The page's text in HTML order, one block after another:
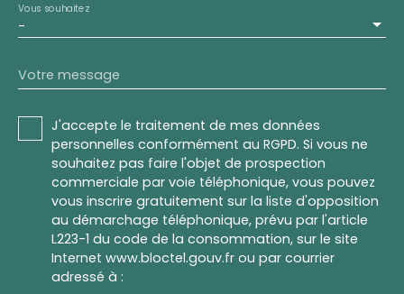
-
Vous souhaitez
Votre message
J'accepte le traitement de mes données
personnelles conformément au RGPD. Si vous ne
souhaitez pas faire l'objet de prospection
commerciale par voie téléphonique, vous pouvez
vous inscrire gratuitement sur la liste d'opposition
au démarchage téléphonique, prévu par l'article
L223-1 du code de la consommation, sur le site
Internet www.bloctel.gouv.fr ou par courrier
adressé à :